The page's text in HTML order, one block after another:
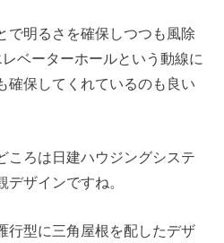
で明るさを確保しつつも風除
ベーターホールという動線に
確保してくれているのも良い
ころは日建ハウジングシステ
デザインですね。
行型に三角屋根を配したデザ